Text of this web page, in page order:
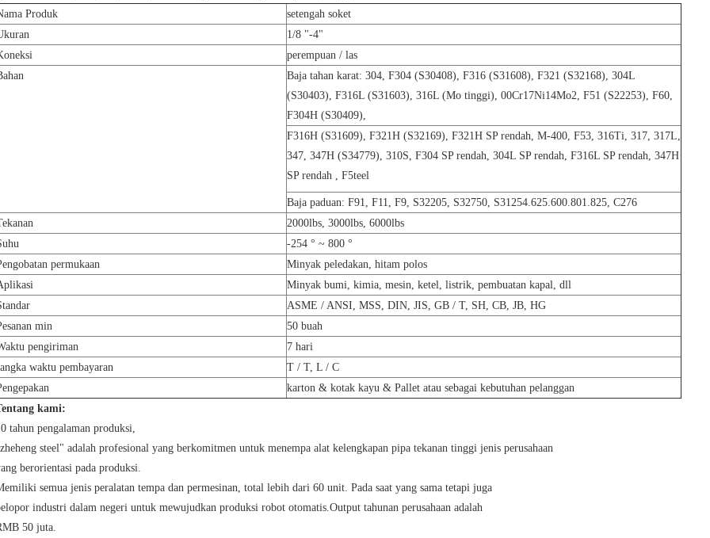
Produk
setengah soket
1/8 "-4"
perempuan / las
Baja tahan karat: 304, F304 (S30408), F316 (S31608), F321 (S32168), 304L
(S30403), F316L (S31603), 316L (Mo tinggi), 00Cr17Ni14Mo2, F51 (S22253), F60,
F304H (S30409),
F316H (S31609), F321H (S32169), F321H SP rendah, M-400, F53, 316Ti, 317, 317L,
347, 347H (S34779), 310S, F304 SP rendah, 304L SP rendah, F316L SP rendah, 347H
SP rendah , F5teel
Baja paduan: F91, F11, F9, S32205, S32750, S31254.625.600.801.825, C276
2000lbs, 3000lbs, 6000lbs
-254 ° ~ 800 °
permukaan
Minyak peledakan, hitam polos
Minyak bumi, kimia, mesin, ketel, listrik, pembuatan kapal, dll
ASME / ANSI, MSS, DIN, JIS, GB / T, SH, CB, JB, HG
min
50 buah
pengiriman
7 hari
waktu pembayaran
T / T, L / C
karton & kotak kayu & Pallet atau sebagai kebutuhan pelanggan
kami:
tahun pengalaman produksi,
steel" adalah profesional yang berkomitmen untuk menempa alat kelengkapan pipa tekanan tinggi jenis perusahaan
berorientasi pada produksi.
semua jenis peralatan tempa dan permesinan, total lebih dari 60 unit. Pada saat yang sama tetapi juga
industri dalam negeri untuk mewujudkan produksi robot otomatis.Output tahunan perusahaan adalah
50 juta.